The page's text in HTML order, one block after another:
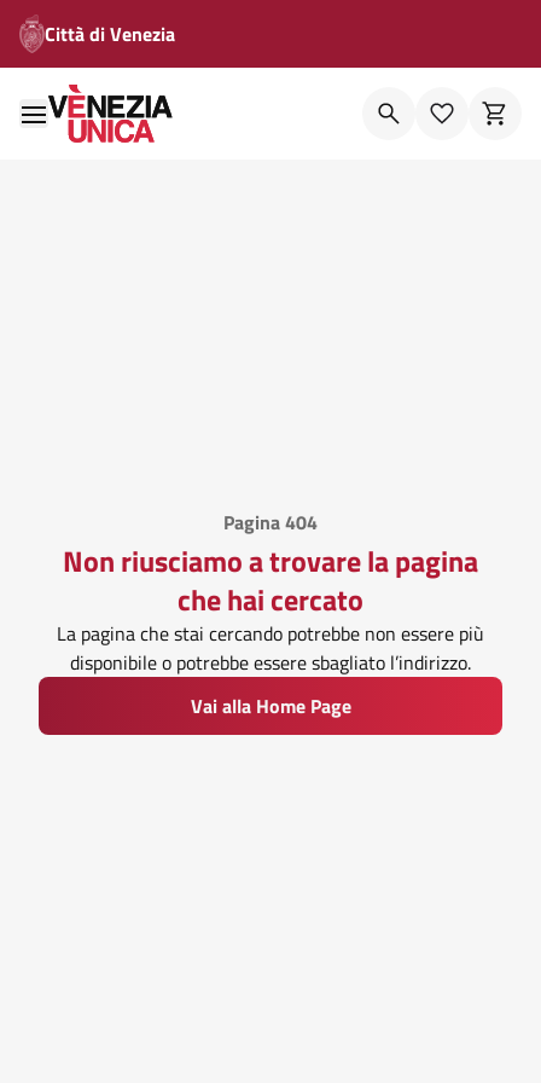
Città di Venezia
Pagina 404
Non riusciamo a trovare la pagina
che hai cercato
La pagina che stai cercando potrebbe non essere più
disponibile o potrebbe essere sbagliato l’indirizzo.
Vai alla Home Page